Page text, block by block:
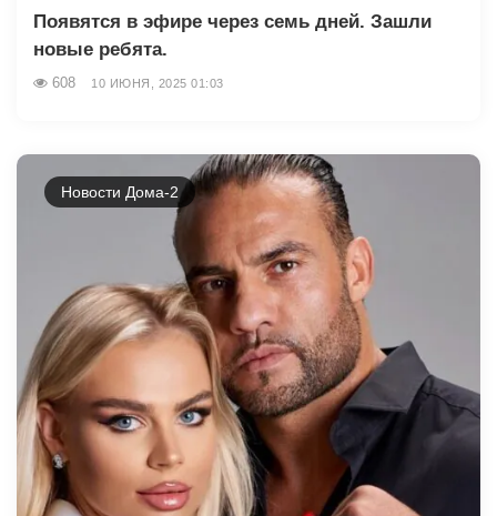
Появятся в эфире через семь дней. Зашли
новые ребята.
608 10 ИЮНЯ, 2025 01:03
Новости Дома-2